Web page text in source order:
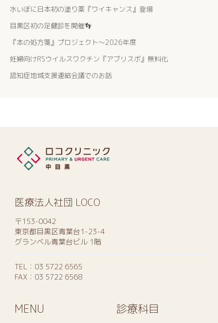
水いぼに日本初の塗り薬『ワイキャンス』登場
目黒区初の足健診を開催👣
『本の処方箋』プロジェクト〜2026年度
妊婦向けRSウイルスワクチン『アブリスボ』無料化
認知症地域支援連絡会議でのお話
医療法人社団 LOCO
〒153-0042
東京都目黒区青葉台1-23-4
グランベル青葉台ビル 1階
TEL： 03 5722 6565
FAX：03 5722 6568
MENU 診療科目